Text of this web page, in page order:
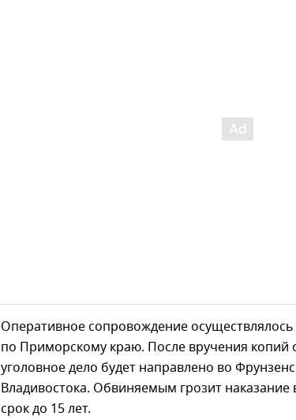
Оперативное сопровождение
по Приморскому краю. После вручения копий
уголовное дело будет направлено во
Владивостока. Обвиняемым грозит
срок до 15 лет.